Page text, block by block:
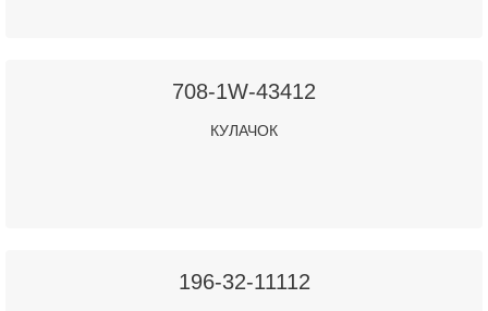
708-1W-43412
КУЛАЧОК
196-32-11112